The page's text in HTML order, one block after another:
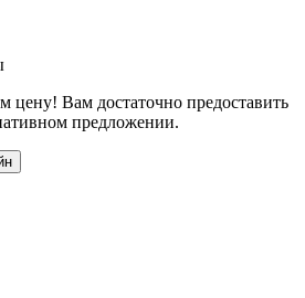
Вам достаточно предоставить
предложении.